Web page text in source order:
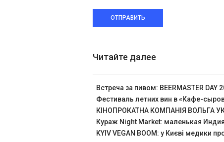
ОТПРАВИТЬ
Читайте далее
Встреча за пивом: BEERMASTER DAY
Фестиваль летних вин в «Кафе-
КІНОПРОКАТНА КОМПАНІЯ ВОЛЬГА
Кураж Night Market: маленькая
KYIV VEGAN BOOM: у Києві медики